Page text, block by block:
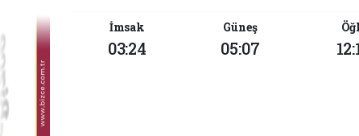
İmsak
03:24
Güneş
05:07